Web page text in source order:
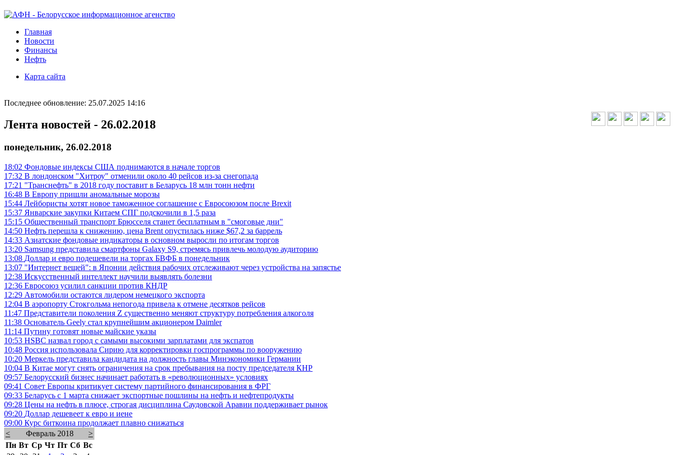
Главная
Новости
Финансы
Нефть
Карта сайта
Последнее обновление: 25.07.2025 14:16
Лента новостей - 26.02.2018
понедельник, 26.02.2018
18:02 Фондовые индексы США поднимаются в начале торгов
17:32 В лондонском "Хитроу" отменили около 40 рейсов из-за снегопада
17:21 "Транснефть" в 2018 году поставит в Беларусь 18 млн тонн нефти
16:48 В Европу пришли аномальные морозы
15:44 Лейбористы хотят новое таможенное соглашение с Евросоюзом после Brexit
15:37 Январские закупки Китаем СПГ подскочили в 1,5 раза
15:15 Общественный транспорт Брюсселя станет бесплатным в "смоговые дни"
14:50 Нефть перешла к снижению, цена Brent опустилась ниже $67,2 за баррель
14:33 Азиатские фондовые индикаторы в основном выросли по итогам торгов
13:20 Samsung представила смартфоны Galaxy S9, стремясь привлечь молодую аудиторию
13:08 Доллар и евро подешевели на торгах БВФБ в понедельник
13:07 "Интернет вещей": в Японии действия рабочих отслеживают через устройства на запястье
12:38 Искусственный интеллект научили выявлять болезни
12:36 Евросоюз усилил санкции против КНДР
12:29 Автомобили остаются лидером немецкого экспорта
12:04 В аэропорту Стокгольма непогода привела к отмене десятков рейсов
11:47 Представители поколения Z существенно меняют структуру потребления алкоголя
11:38 Основатель Geely стал крупнейшим акционером Daimler
11:14 Путину готовят новые майские указы
10:53 HSBC назвал город с самыми высокими зарплатами для экспатов
10:48 Россия использовала Сирию для корректировки госпрограммы по вооружению
10:20 Меркель представила кандидата на должность главы Минэкономики Германии
10:04 В Китае могут снять ограничения на срок пребывания на посту председателя КНР
09:57 Белорусский бизнес начинает работать в «революционных» условиях
09:41 Совет Европы критикует систему партийного финансирования в ФРГ
09:33 Беларусь с 1 марта снижает экспортные пошлины на нефть и нефтепродукты
09:28 Цены на нефть в плюсе, строгая дисциплина Саудовской Аравии поддерживает рынок
09:20 Доллар дешевеет к евро и иене
09:00 Курс биткоина продолжает плавно снижаться
<
Февраль 2018
>
Пн Вт Ср Чт Пт Сб Вс